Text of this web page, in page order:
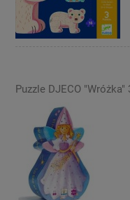
Puzzle DJECO